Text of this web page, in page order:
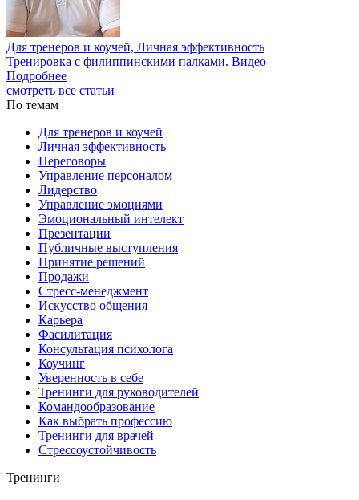
Для тренеров и коучей, Личная эффективность
Тренировка с филиппинскими палками. Видео
Подробнее
смотреть все статьи
По темам
Для тренеров и коучей
Личная эффективность
Переговоры
Управление персоналом
Лидерство
Управление эмоциями
Эмоциональный интелект
Презентации
Публичные выступления
Принятие решений
Продажи
Стресс-менеджмент
Искусство общения
Карьера
Фасилитация
Консультация психолога
Коучинг
Уверенность в себе
Тренинги для руководителей
Командообразование
Как выбрать профессию
Тренинги для врачей
Стрессоустойчивость
Тренинги